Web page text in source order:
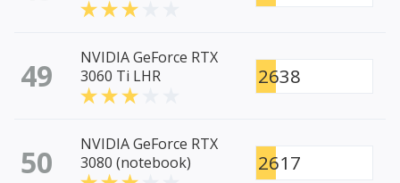
49
NVIDIA GeForce RTX
3060 Ti LHR
2638
50
NVIDIA GeForce RTX
3080 (notebook)
2617